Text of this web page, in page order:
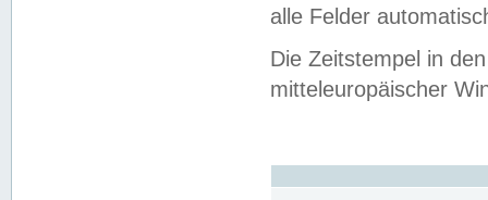
alle Felder
Die Zeitstempel in
mitteleuropäischer